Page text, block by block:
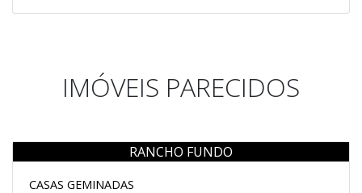
IMÓVEIS PARECIDOS
Venda
RANCHO FUNDO
CASAS GEMINADAS